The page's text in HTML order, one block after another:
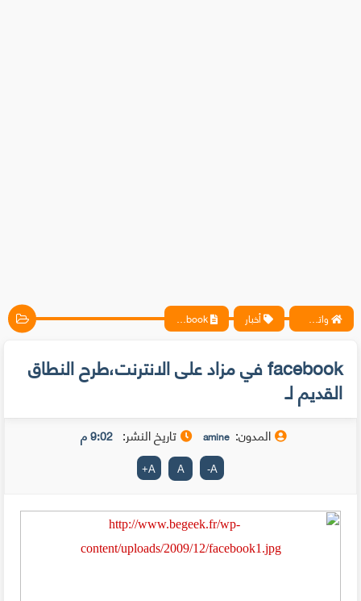
واتس آب ، فيسبوك ، أنترنت ، شروحات تقنية حصرية - المحترف أخبار facebook في مزاد على الانترنت،طرح النطاق القديم لـ
facebook في مزاد على الانترنت،طرح النطاق
القديم لـ
المدون: amine تاريخ النشر: 9:02 م
A
-
A
A
+